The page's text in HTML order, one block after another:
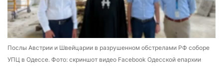
Послы Австрии и Швейцарии в разрушенном обстрелами РФ соборе
УПЦ в Одессе. Фото: скриншот видео Facebook Одесской епархии